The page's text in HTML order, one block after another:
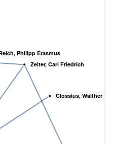
Zelter, Carl Friedrich
Clossius, Walther
Philipp Erasmus